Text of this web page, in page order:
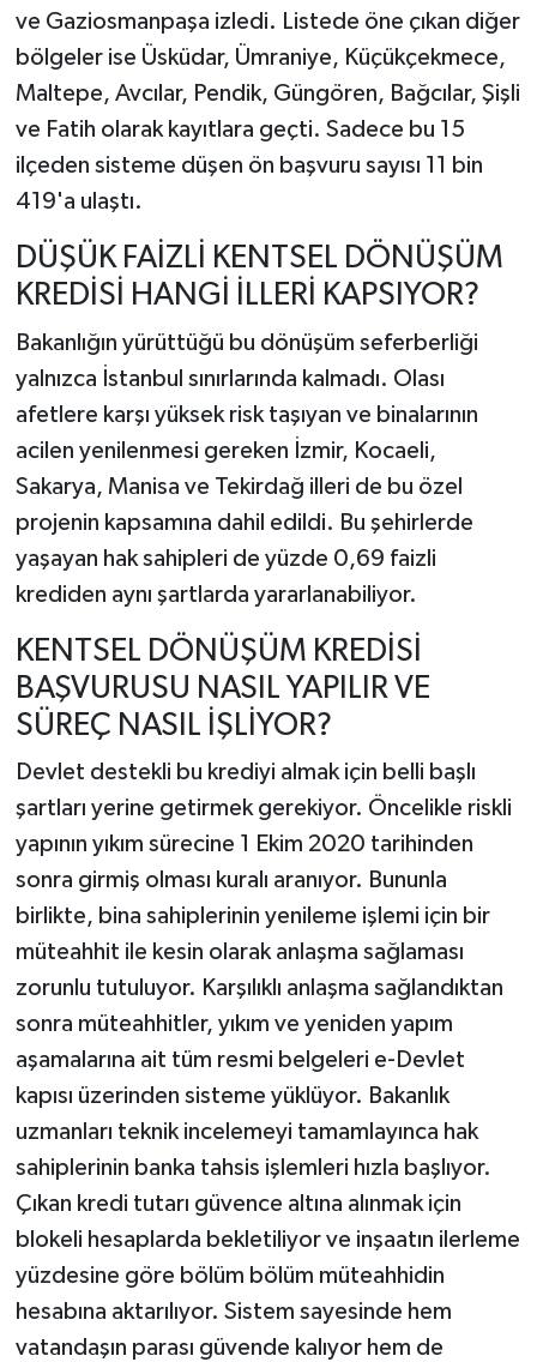
ve Gaziosmanpaşa izledi. Listede öne çıkan diğer
bölgeler ise Üsküdar, Ümraniye, Küçükçekmece,
Maltepe, Avcılar, Pendik, Güngören, Bağcılar, Şişli
ve Fatih olarak kayıtlara geçti. Sadece bu 15
ilçeden sisteme düşen ön başvuru sayısı 11 bin
419'a ulaştı.
DÜŞÜK FAİZLİ KENTSEL DÖNÜŞÜM
KREDİSİ HANGİ İLLERİ KAPSIYOR?
Bakanlığın yürüttüğü bu dönüşüm seferberliği
yalnızca İstanbul sınırlarında kalmadı. Olası
afetlere karşı yüksek risk taşıyan ve binalarının
acilen yenilenmesi gereken İzmir, Kocaeli,
Sakarya, Manisa ve Tekirdağ illeri de bu özel
projenin kapsamına dahil edildi. Bu şehirlerde
yaşayan hak sahipleri de yüzde 0,69 faizli
krediden aynı şartlarda yararlanabiliyor.
KENTSEL DÖNÜŞÜM KREDİSİ
BAŞVURUSU NASIL YAPILIR VE
SÜREÇ NASIL İŞLİYOR?
Devlet destekli bu krediyi almak için belli başlı
şartları yerine getirmek gerekiyor. Öncelikle riskli
yapının yıkım sürecine 1 Ekim 2020 tarihinden
sonra girmiş olması kuralı aranıyor. Bununla
birlikte, bina sahiplerinin yenileme işlemi için bir
müteahhit ile kesin olarak anlaşma sağlaması
zorunlu tutuluyor. Karşılıklı anlaşma sağlandıktan
sonra müteahhitler, yıkım ve yeniden yapım
aşamalarına ait tüm resmi belgeleri e-Devlet
kapısı üzerinden sisteme yüklüyor. Bakanlık
uzmanları teknik incelemeyi tamamlayınca hak
sahiplerinin banka tahsis işlemleri hızla başlıyor.
Çıkan kredi tutarı güvence altına alınmak için
blokeli hesaplarda bekletiliyor ve inşaatın ilerleme
yüzdesine göre bölüm bölüm müteahhidin
hesabına aktarılıyor. Sistem sayesinde hem
vatandaşın parası güvende kalıyor hem de